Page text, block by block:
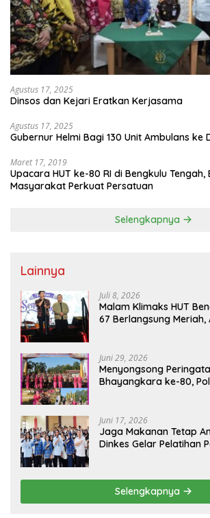
Agustus 17, 2025
Dinsos dan Kejari Eratkan Kerjasama
Agustus 17, 2025
Gubernur Helmi Bagi 130 Unit Ambulans ke
Maret 17, 2019
Upacara HUT ke-80 RI di Bengkulu Tengah,
Masyarakat Perkuat Persatuan
Selengkapnya
Lainnya
Juli 8, 2026
Malam Klimaks HUT
67 Berlangsung Meriah,
Juni 29, 2026
Menyongsong
Bhayangkara ke-80,
Juni 17, 2026
Jaga Makanan Tetap
Dinkes Gelar Pelatihan
Selengkapnya